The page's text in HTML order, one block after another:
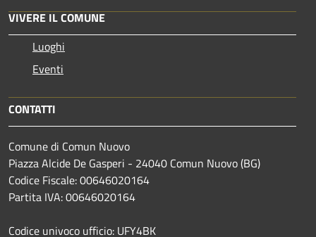
VIVERE IL COMUNE
Luoghi
Eventi
CONTATTI
Comune di Comun Nuovo
Piazza Alcide De Gasperi - 24040 Comun Nuovo (BG)
Codice Fiscale: 00646020164
Partita IVA: 00646020164
Codice univoco ufficio: UFY4BK